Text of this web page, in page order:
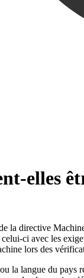
elles
la directive
ci avec les
lors des
langue du pays